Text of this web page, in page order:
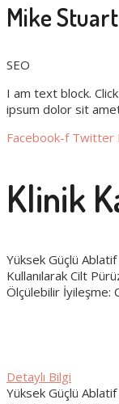
Mike Stuart
SEO
I am text block.
ipsum dolor sit
Facebook-f Twitter
Klinik
Yüksek Güçlü
Kullanılarak Cilt
Ölçülebilir İyileşme:
Detaylı Bilgi
Yüksek Güçlü